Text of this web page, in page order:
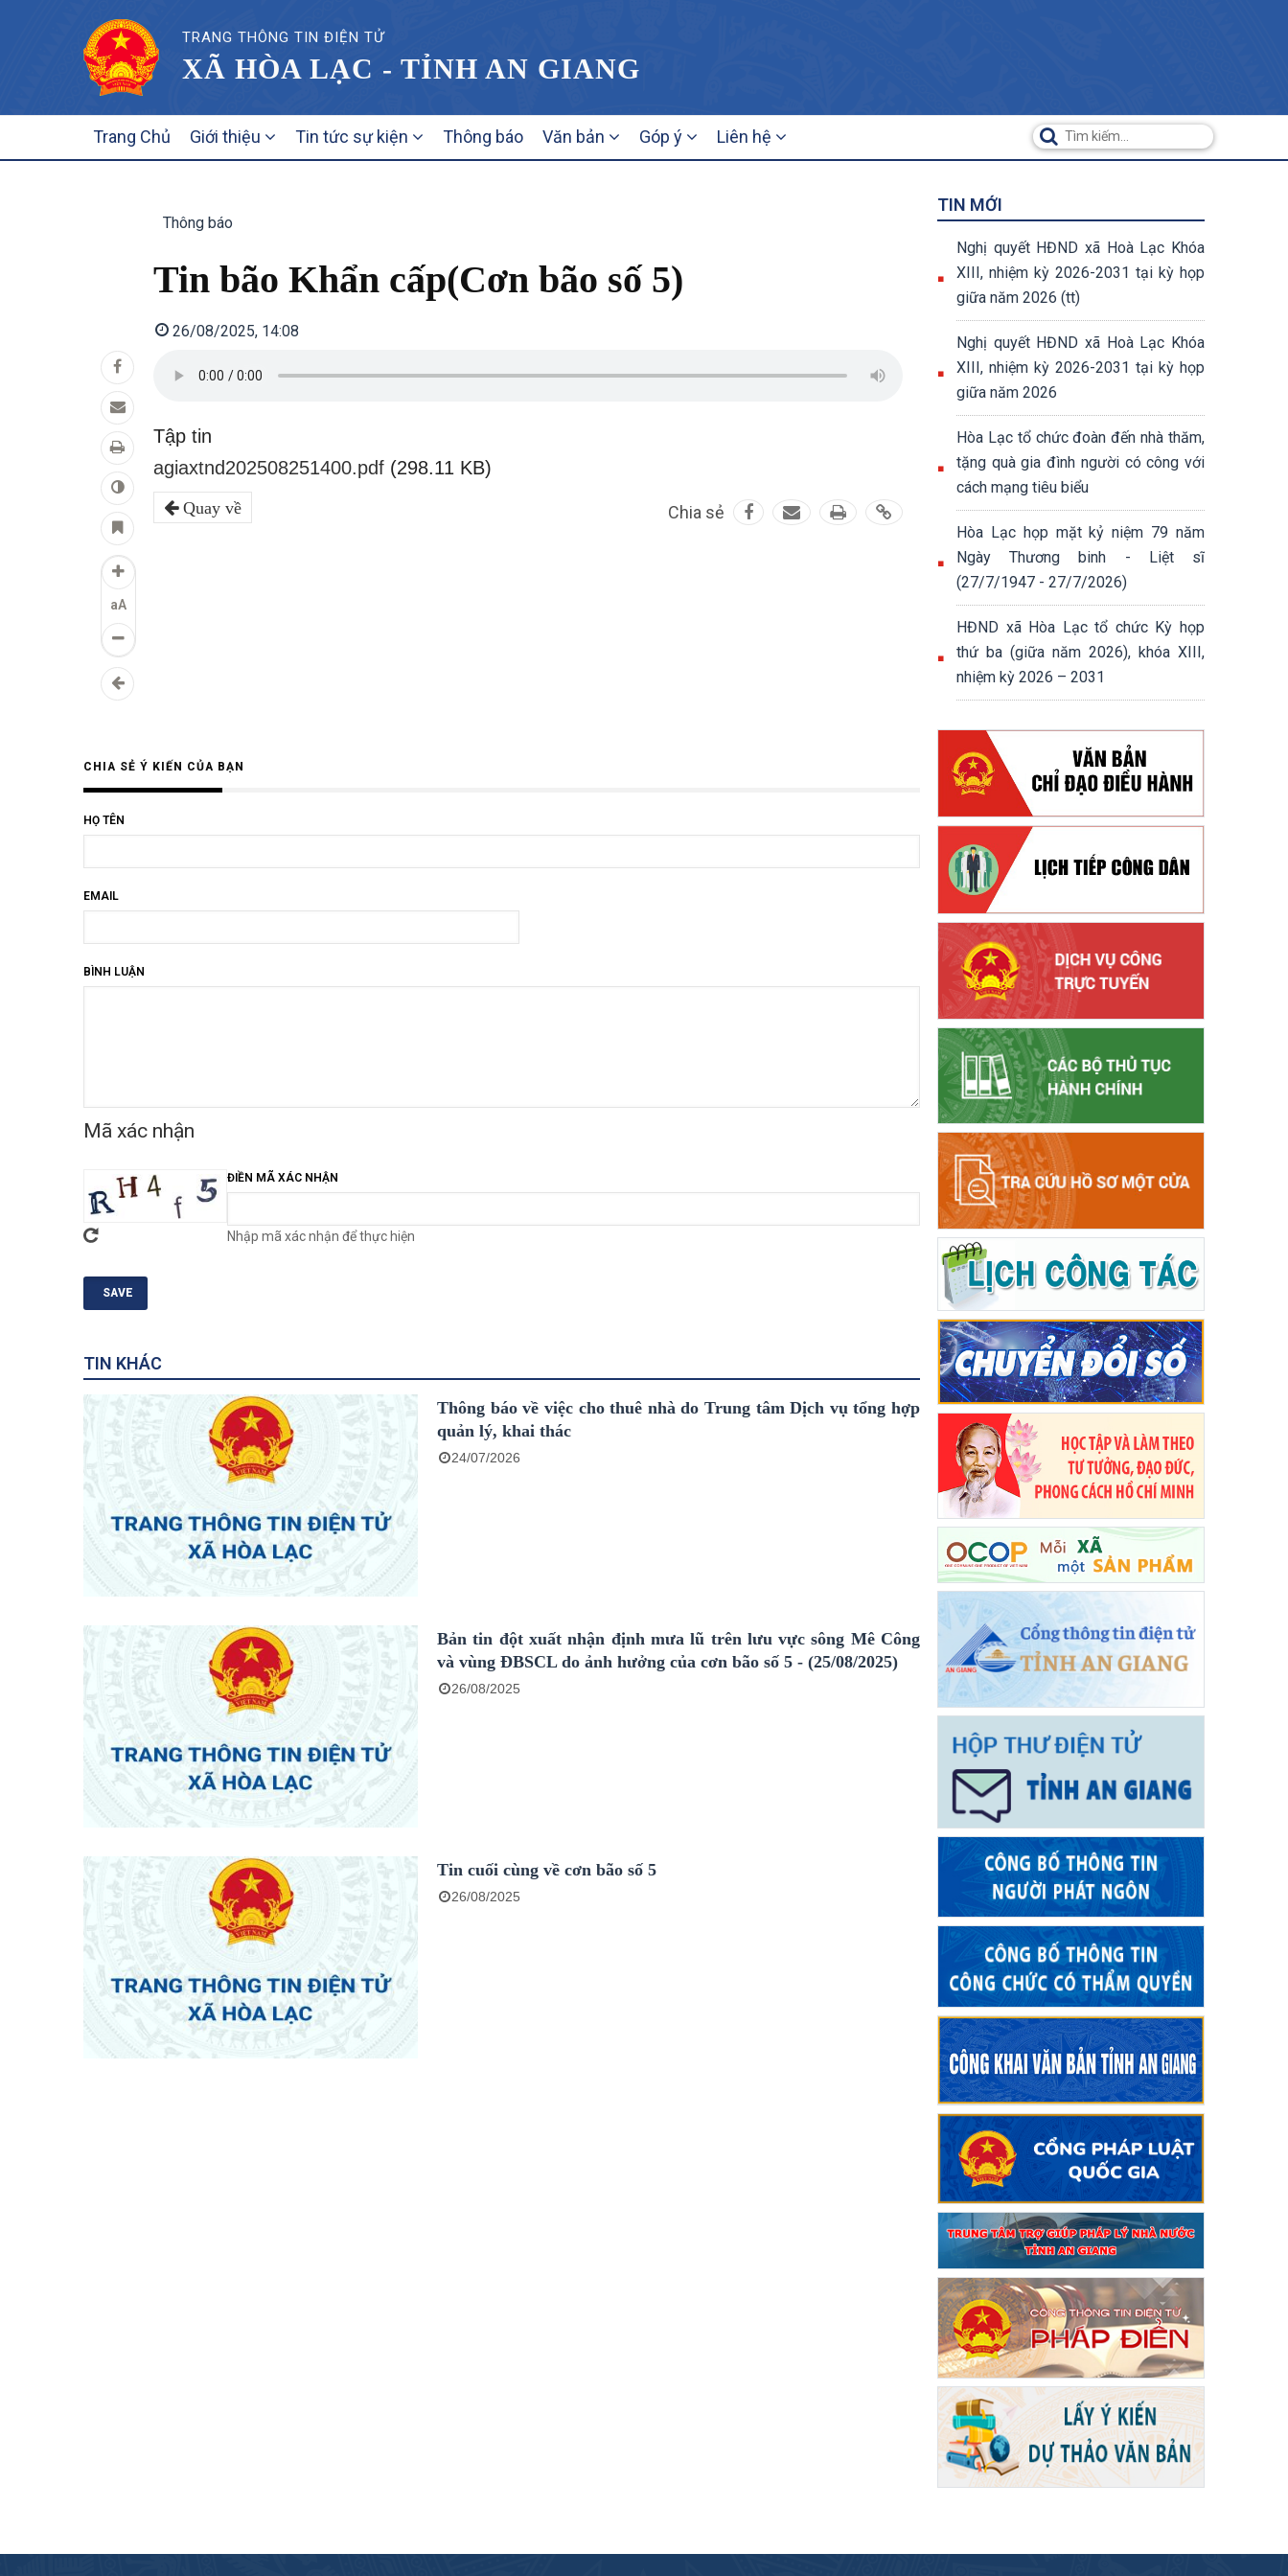
TRANG THÔNG TIN ĐIỆN TỬ
XÃ HÒA LẠC - TỈNH AN GIANG
NAVIGATION
Trang Chủ Giới thiệu Tin tức sự kiện Thông báo Văn bản Góp ý Liên hệ
aA
Thông báo
Tin bão Khẩn cấp(Cơn bão số 5)
26/08/2025, 14:08
Tập tin
agiaxtnd202508251400.pdf (298.11 KB)
Quay về Chia sẻ
CHIA SẺ Ý KIẾN CỦA BẠN
HỌ TÊN
EMAIL
BÌNH LUẬN
Mã xác nhận
ĐIỀN MÃ XÁC NHẬN
Nhập mã xác nhận để thực hiện
TIN KHÁC
Thông báo về việc cho thuê nhà do Trung tâm Dịch vụ tổng hợp
quản lý, khai thác
24/07/2026
Bản tin đột xuất nhận định mưa lũ trên lưu vực sông Mê Công
và vùng ĐBSCL do ảnh hưởng của cơn bão số 5 - (25/08/2025)
26/08/2025
Tin cuối cùng về cơn bão số 5
26/08/2025
TIN MỚI
Nghị quyết HĐND xã Hoà Lạc Khóa
XIII, nhiệm kỳ 2026-2031 tại kỳ họp
giữa năm 2026 (tt)
Nghị quyết HĐND xã Hoà Lạc Khóa
XIII, nhiệm kỳ 2026-2031 tại kỳ họp
giữa năm 2026
Hòa Lạc tổ chức đoàn đến nhà thăm,
tặng quà gia đình người có công với
cách mạng tiêu biểu
Hòa Lạc họp mặt kỷ niệm 79 năm
Ngày Thương binh - Liệt sĩ
(27/7/1947 - 27/7/2026)
HĐND xã Hòa Lạc tổ chức Kỳ họp
thứ ba (giữa năm 2026), khóa XIII,
nhiệm kỳ 2026 – 2031